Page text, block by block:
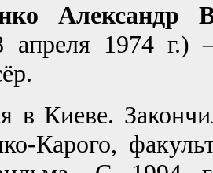
Александр
апреля 1974 г.)
в Киеве.
Карого,